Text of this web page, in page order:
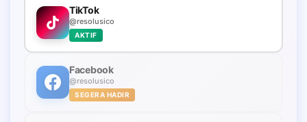
TikTok
@resolusico
AKTIF
Facebook
@resolusico
SEGERA HADIR